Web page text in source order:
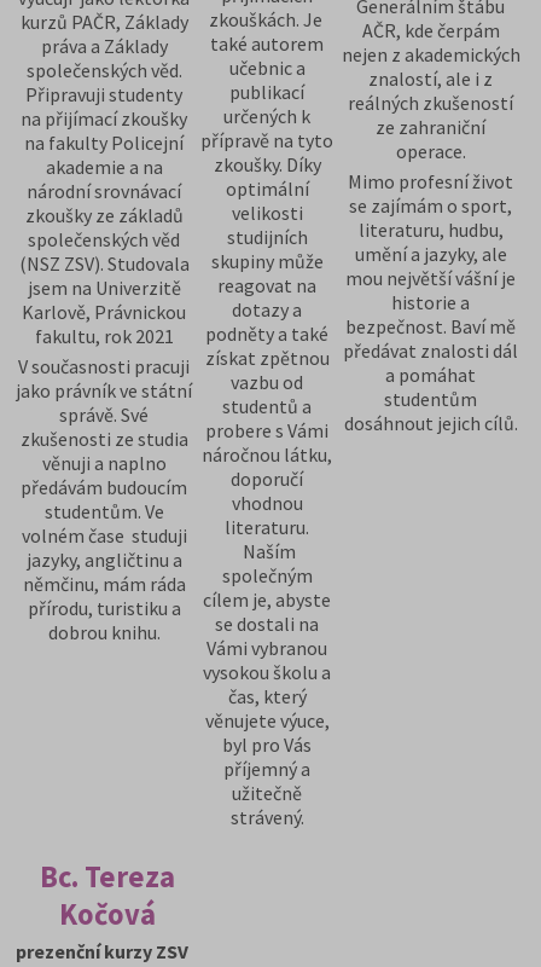
kurzů PAČR, Základy
práva a Základy
společenských věd.
Připravuji studenty
na přijímací zkoušky
na fakulty Policejní
akademie a na
národní srovnávací
zkoušky ze základů
společenských věd
(NSZ ZSV). Studovala
jsem na Univerzitě
Karlově, Právnickou
fakultu, rok 2021
V současnosti pracuji
jako právník ve státní
správě. Své
zkušenosti ze studia
věnuji a naplno
předávám budoucím
studentům. Ve
volném čase studuji
jazyky, angličtinu a
němčinu, mám ráda
přírodu, turistiku a
dobrou knihu.
zkouškách. Je
také autorem
učebnic a
publikací
určených k
přípravě na tyto
zkoušky. Díky
optimální
velikosti
studijních
skupiny může
reagovat na
dotazy a
podněty a také
získat zpětnou
vazbu od
studentů a
probere s Vámi
náročnou látku,
doporučí
vhodnou
literaturu.
Naším
společným
cílem je, abyste
se dostali na
Vámi vybranou
vysokou školu a
čas, který
věnujete výuce,
byl pro Vás
příjemný a
užitečně
strávený.
Generálním štábu
AČR, kde čerpám
nejen z akademických
znalostí, ale i z
reálných zkušeností
ze zahraniční
operace.
Mimo profesní život
se zajímám o sport,
literaturu, hudbu,
umění a jazyky, ale
mou největší vášní je
historie a
bezpečnost. Baví mě
předávat znalosti dál
a pomáhat
studentům
dosáhnout jejich cílů.
Bc. Tereza
Kočová
prezenční kurzy ZSV